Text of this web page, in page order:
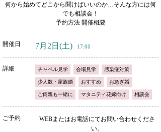
何から始めてどこから聞けばいいのか…そんな方には何
でも相談会！
予約方法 開催概要
開催日 7月2日 (土) 17:00
詳細 チャペル見学 会場見学 感染症対策
少人数・家族婚 おすすめ お急ぎ婚
ご両親も一緒に マタニティ花嫁向け 相談会
ご予約
WEBまたはお電話にてお問い合わせくださ
い。